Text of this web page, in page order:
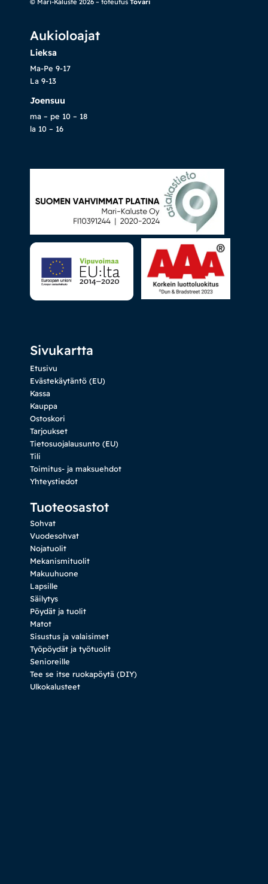
© Mari-Kaluste 2026 – toteutus Tovari
Aukioloajat
Lieksa
Ma-Pe 9-17
La 9-13
Joensuu
ma – pe 10 – 18
la 10 – 16
Sivukartta
Etusivu
Evästekäytäntö (EU)
Kassa
Kauppa
Ostoskori
Tarjoukset
Tietosuojalausunto (EU)
Tili
Toimitus- ja maksuehdot
Yhteystiedot
Tuoteosastot
Sohvat
Vuodesohvat
Nojatuolit
Mekanismituolit
Makuuhuone
Lapsille
Säilytys
Pöydät ja tuolit
Matot
Sisustus ja valaisimet
Työpöydät ja työtuolit
Senioreille
Tee se itse ruokapöytä (DIY)
Ulkokalusteet